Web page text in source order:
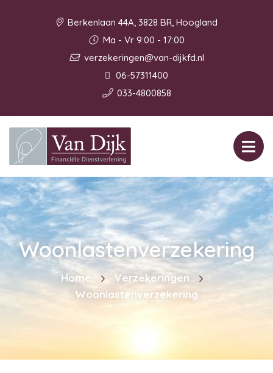
Berkenlaan 44A, 3828 BR, Hoogland
Ma - Vr 9:00 - 17:00
verzekeringen@van-dijkfd.nl
06-57311400
033-4800858
Woonlastenverzekering
Home
Verzekeringen
Woonlastenverzekering